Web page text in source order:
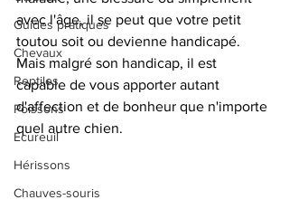
Guides pratiques
Chevaux
Reptiles
Poissons
Ecureuil
Hérissons
Chauves-souris
avec l'âge, il se peut que votre petit
toutou soit ou devienne handicapé.
Mais malgré son handicap, il est
capable de vous apporter autant
d'affection et de bonheur que n'importe
quel autre chien.